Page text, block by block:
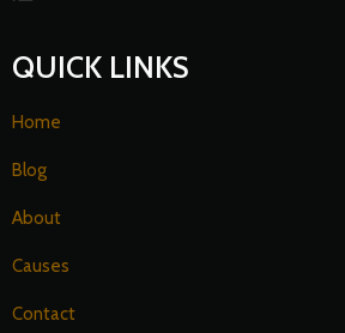
QUICK LINKS
Home
Blog
About
Causes
Contact